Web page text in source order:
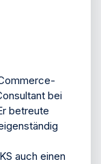
bei
betreute
auch einen